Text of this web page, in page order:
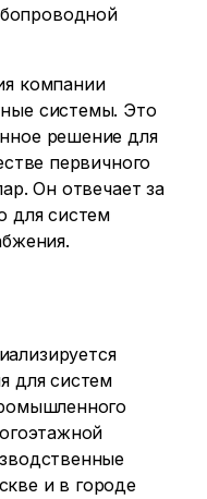
компании
системы. Это
решение для
первичного
Он отвечает за
для систем
для систем
и в городе